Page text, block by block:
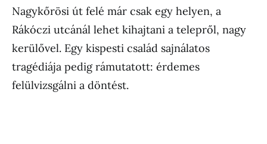
Nagykőrösi út felé már csak egy helyen, a
Rákóczi utcánál lehet kihajtani a telepről, nagy
kerülővel. Egy kispesti család sajnálatos
tragédiája pedig rámutatott: érdemes
felülvizsgálni a döntést.